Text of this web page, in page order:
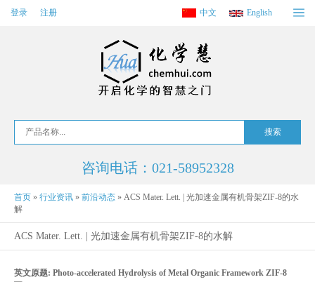
登录 注册 中文 English
咨询电话：021-58952328
首页 » 行业资讯 » 前沿动态 » ACS Mater. Lett. | 光加速金属有机骨架ZIF-8的水
解
ACS Mater. Lett. | 光加速金属有机骨架ZIF-8的水解
英文原题: Photo-accelerated Hydrolysis of Metal Organic Framework ZIF-8